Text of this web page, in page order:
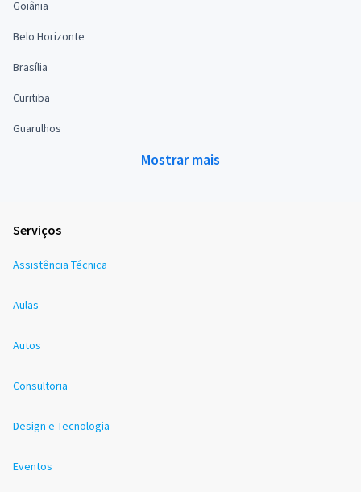
Goiânia
Belo Horizonte
Brasília
Curitiba
Guarulhos
Mostrar mais
Serviços
Assistência Técnica
Aulas
Autos
Consultoria
Design e Tecnologia
Eventos